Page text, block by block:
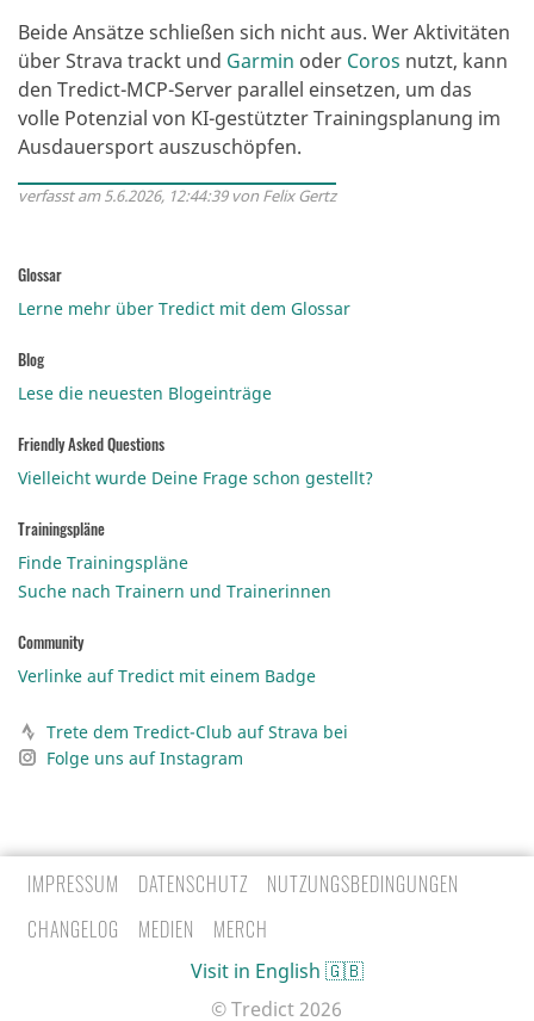
Beide Ansätze schließen sich nicht aus. Wer Aktivitäten
über Strava trackt und Garmin oder Coros nutzt, kann
den Tredict-MCP-Server parallel einsetzen, um das
volle Potenzial von KI-gestützter Trainingsplanung im
Ausdauersport auszuschöpfen.
verfasst am 5.6.2026, 12:44:39 von Felix Gertz
Glossar
Lerne mehr über Tredict mit dem Glossar
Blog
Lese die neuesten Blogeinträge
Friendly Asked Questions
Vielleicht wurde Deine Frage schon gestellt?
Trainingspläne
Finde Trainingspläne
Suche nach Trainern und Trainerinnen
Community
Verlinke auf Tredict mit einem Badge
Trete dem Tredict-Club auf Strava bei
Folge uns auf Instagram
Visit in English 🇬🇧
IMPRESSUM DATENSCHUTZ
NUTZUNGSBEDINGUNGEN
CHANGELOG
MEDIEN MERCH
© Tredict2026